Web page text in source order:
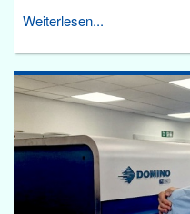
Weiterlesen...